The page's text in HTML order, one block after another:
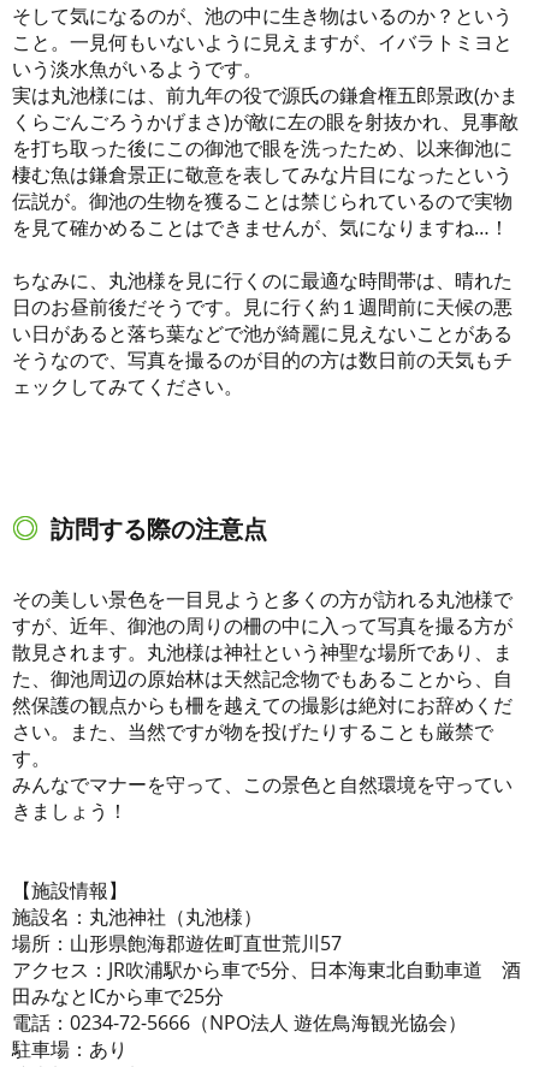
そして気になるのが、池の中に生き物はいるのか？という
こと。一見何もいないように見えますが、イバラトミヨと
いう淡水魚がいるようです。
実は丸池様には、前九年の役で源氏の鎌倉権五郎景政(かま
くらごんごろうかげまさ)が敵に左の眼を射抜かれ、見事敵
を打ち取った後にこの御池で眼を洗ったため、以来御池に
棲む魚は鎌倉景正に敬意を表してみな片目になったという
伝説が。御池の生物を獲ることは禁じられているので実物
を見て確かめることはできませんが、気になりますね…！
ちなみに、丸池様を見に行くのに最適な時間帯は、晴れた
日のお昼前後だそうです。見に行く約１週間前に天候の悪
い日があると落ち葉などで池が綺麗に見えないことがある
そうなので、写真を撮るのが目的の方は数日前の天気もチ
ェックしてみてください。
訪問する際の注意点
その美しい景色を一目見ようと多くの方が訪れる丸池様で
すが、近年、御池の周りの柵の中に入って写真を撮る方が
散見されます。丸池様は神社という神聖な場所であり、ま
た、御池周辺の原始林は天然記念物でもあることから、自
然保護の観点からも柵を越えての撮影は絶対にお辞めくだ
さい。また、当然ですが物を投げたりすることも厳禁で
す。
みんなでマナーを守って、この景色と自然環境を守ってい
きましょう！
【施設情報】
施設名：丸池神社（丸池様）
場所：山形県飽海郡遊佐町直世荒川57
アクセス：JR吹浦駅から車で5分、日本海東北自動車道 酒
田みなとICから車で25分
電話：0234-72-5666（NPO法人 遊佐鳥海観光協会）
駐車場：あり